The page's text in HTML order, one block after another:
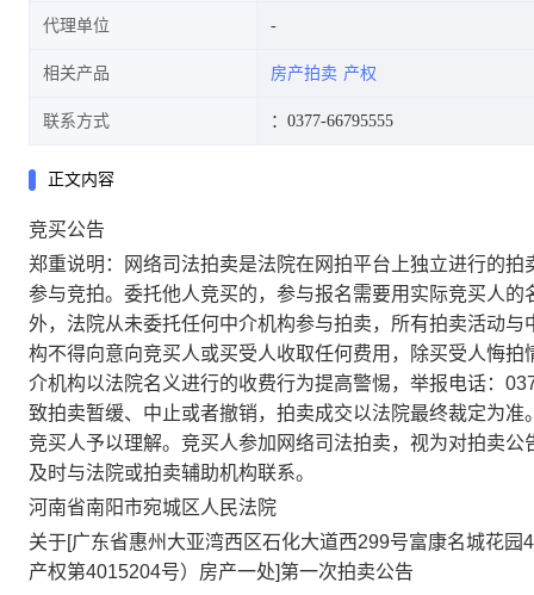
卖)的公告
代理单位
相关产品 房产拍卖 产权
联系方式 ：0377-66795555
正文内容
竞买公告
郑重说明：网络司法拍卖是法院在网拍平台上独立进行的
参与竞拍。委托他人竞买的，参与报名需要用实际竞买人
外，法院从未委托任何中介机构参与拍卖，所有拍卖活动
构不得向意向竞买人或买受人收取任何费用，除买受人悔
介机构以法院名义进行的收费行为提高警惕，举报电话：
致拍卖暂缓、中止或者撤销，拍卖成交以法院最终裁定为
竞买人予以理解。竞买人参加网络司法拍卖，视为对拍卖公
及时与法院或拍卖辅助机构联系。
河南省南阳市宛城区人民法院
关于[广东省惠州大亚湾西区石化大道西299号富康名城花园
产权第4015204号）房产一处]第一次拍卖公告